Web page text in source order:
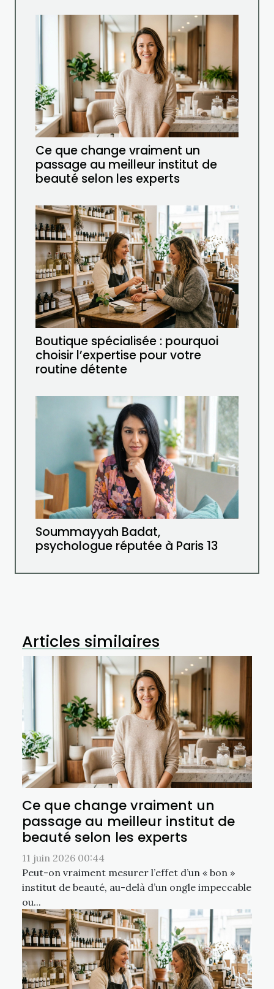
Ce que change vraiment un
passage au meilleur institut de
beauté selon les experts
Boutique spécialisée : pourquoi
choisir l’expertise pour votre
routine détente
Soummayyah Badat,
psychologue réputée à Paris 13
Articles similaires
Ce que change vraiment un
passage au meilleur institut de
beauté selon les experts
11 juin 2026 00:44
Peut-on vraiment mesurer l’effet d’un « bon »
institut de beauté, au-delà d’un ongle impeccable
ou...